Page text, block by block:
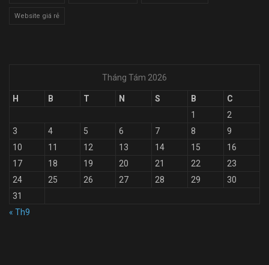
Website giá rẻ
Tháng Tám 2026
H B T N S B
C
1
2
3
4 5 6 7 8
9
10
11 12 13 14 15
16
17
18 19 20 21 22
23
24
25 26 27 28 29
30
31
« Th9